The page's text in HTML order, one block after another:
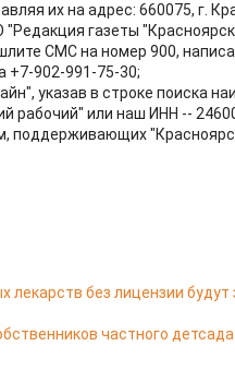
их на адрес: 660075, г.
газеты
СМС на номер 900,
+7-902-991-75-30;
указав в строке поиска
рабочий" или наш ИНН --
поддерживающих
лекарств без лицензии будут
частного